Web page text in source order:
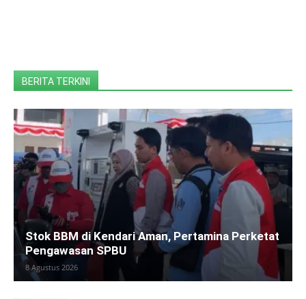
BERITA TERKINI
Stok BBM di Kendari Aman, Pertamina Perketat
Pengawasan SPBU
8 Agustus 2026